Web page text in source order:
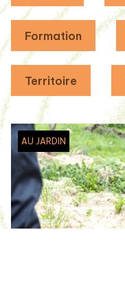
Formation
Territoire
AU JARDIN